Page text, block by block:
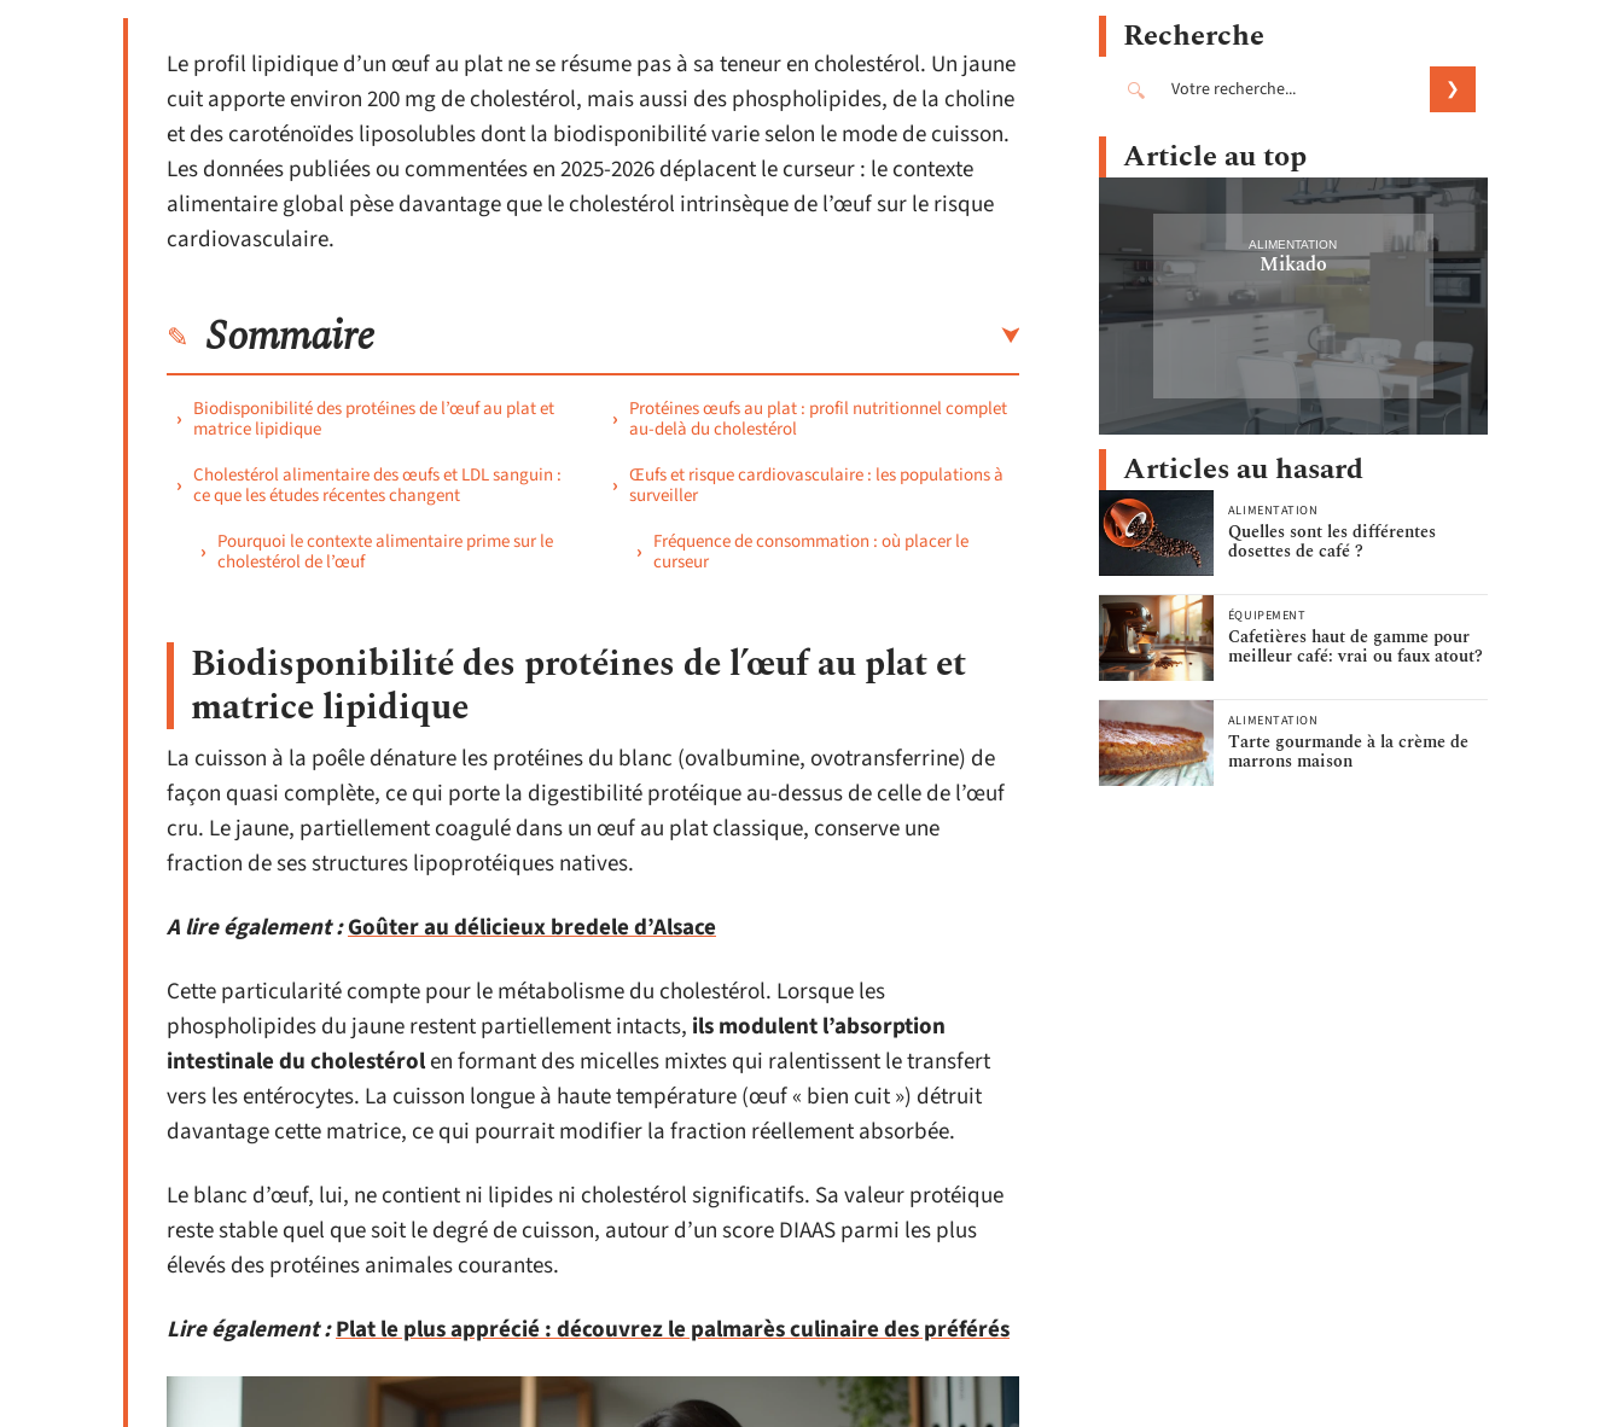
Le profil lipidique d’un œuf au plat ne se résume pas à sa teneur en cholestérol. Un jaune
cuit apporte environ 200 mg de cholestérol, mais aussi des phospholipides, de la choline
et des caroténoïdes liposolubles dont la biodisponibilité varie selon le mode de cuisson.
Les données publiées ou commentées en 2025-2026 déplacent le curseur : le contexte
alimentaire global pèse davantage que le cholestérol intrinsèque de l’œuf sur le risque
cardiovasculaire.
Sommaire
Biodisponibilité des protéines de l’œuf au plat et
matrice lipidique
Cholestérol alimentaire des œufs et LDL sanguin :
ce que les études récentes changent
Pourquoi le contexte alimentaire prime sur le
cholestérol de l’œuf
Protéines œufs au plat : profil nutritionnel complet
au-delà du cholestérol
Œufs et risque cardiovasculaire : les populations à
surveiller
Fréquence de consommation : où placer le
curseur
Biodisponibilité des protéines de l’œuf au plat et
matrice lipidique
La cuisson à la poêle dénature les protéines du blanc (ovalbumine, ovotransferrine) de
façon quasi complète, ce qui porte la digestibilité protéique au-dessus de celle de l’œuf
cru. Le jaune, partiellement coagulé dans un œuf au plat classique, conserve une
fraction de ses structures lipoprotéiques natives.
A lire également :Goûter au délicieux bredele d’Alsace
Cette particularité compte pour le métabolisme du cholestérol. Lorsque les
phospholipides du jaune restent partiellement intacts, ils modulent l’absorption
intestinale du cholestérolen formant des micelles mixtes qui ralentissent le transfert
vers les entérocytes. La cuisson longue à haute température (œuf « bien cuit ») détruit
davantage cette matrice, ce qui pourrait modifier la fraction réellement absorbée.
Le blanc d’œuf, lui, ne contient ni lipides ni cholestérol significatifs. Sa valeur protéique
reste stable quel que soit le degré de cuisson, autour d’un score DIAAS parmi les plus
élevés des protéines animales courantes.
Lire également :Plat le plus apprécié : découvrez le palmarès culinaire des préférés
Recherche
Article au top
ALIMENTATION
Mikado
Articles au hasard
ALIMENTATION
Quelles sont les différentes
dosettes de café ?
ÉQUIPEMENT
Cafetières haut de gamme pour
meilleur café: vrai ou faux atout?
ALIMENTATION
Tarte gourmande à la crème de
marrons maison